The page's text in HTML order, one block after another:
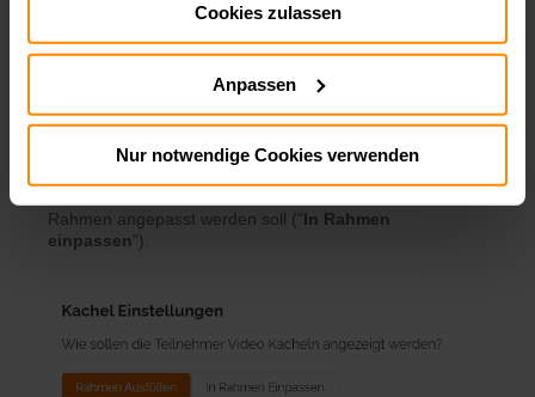
Impressum
Datenschutz:Datenschutz
Cookies zulassen
Anpassen
Nur notwendige Cookies verwenden
Durch Klicken auf den Button "Konferenz beitreten",
gelangt der Eventnutzer in die Konferenz mit den zuvor
eingestellten Geräten.
Kachel Einstellungen
Hier können Sie entscheiden, wie die Teilnehmer in den
Rahmen angepasst werden soll ("In Rahmen
einpassen").